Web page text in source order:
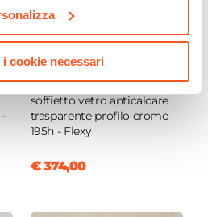
i cookie necessari
CODICE:FX-F9565C
Box doccia 65x95 cm a
soffietto vetro anticalcare
trasparente profilo cromo
195h - Flexy
€ 374,00